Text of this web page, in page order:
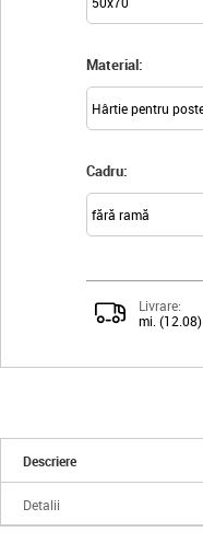
Material:
Cadru:
Livrare:
mi. (12.08)
Descriere
Detalii